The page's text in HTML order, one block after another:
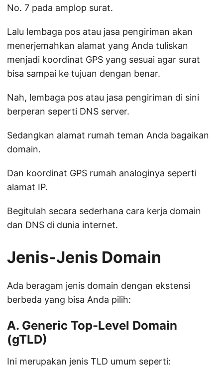
No. 7 pada amplop surat.
Lalu lembaga pos atau jasa pengiriman akan
menerjemahkan alamat yang Anda tuliskan
menjadi koordinat GPS yang sesuai agar surat
bisa sampai ke tujuan dengan benar.
Nah, lembaga pos atau jasa pengiriman di sini
berperan seperti DNS server.
Sedangkan alamat rumah teman Anda bagaikan
domain.
Dan koordinat GPS rumah analoginya seperti
alamat IP.
Begitulah secara sederhana cara kerja domain
dan DNS di dunia internet.
Jenis-Jenis Domain
Ada beragam jenis domain dengan ekstensi
berbeda yang bisa Anda pilih:
A. Generic Top-Level Domain
(gTLD)
Ini merupakan jenis TLD umum seperti: